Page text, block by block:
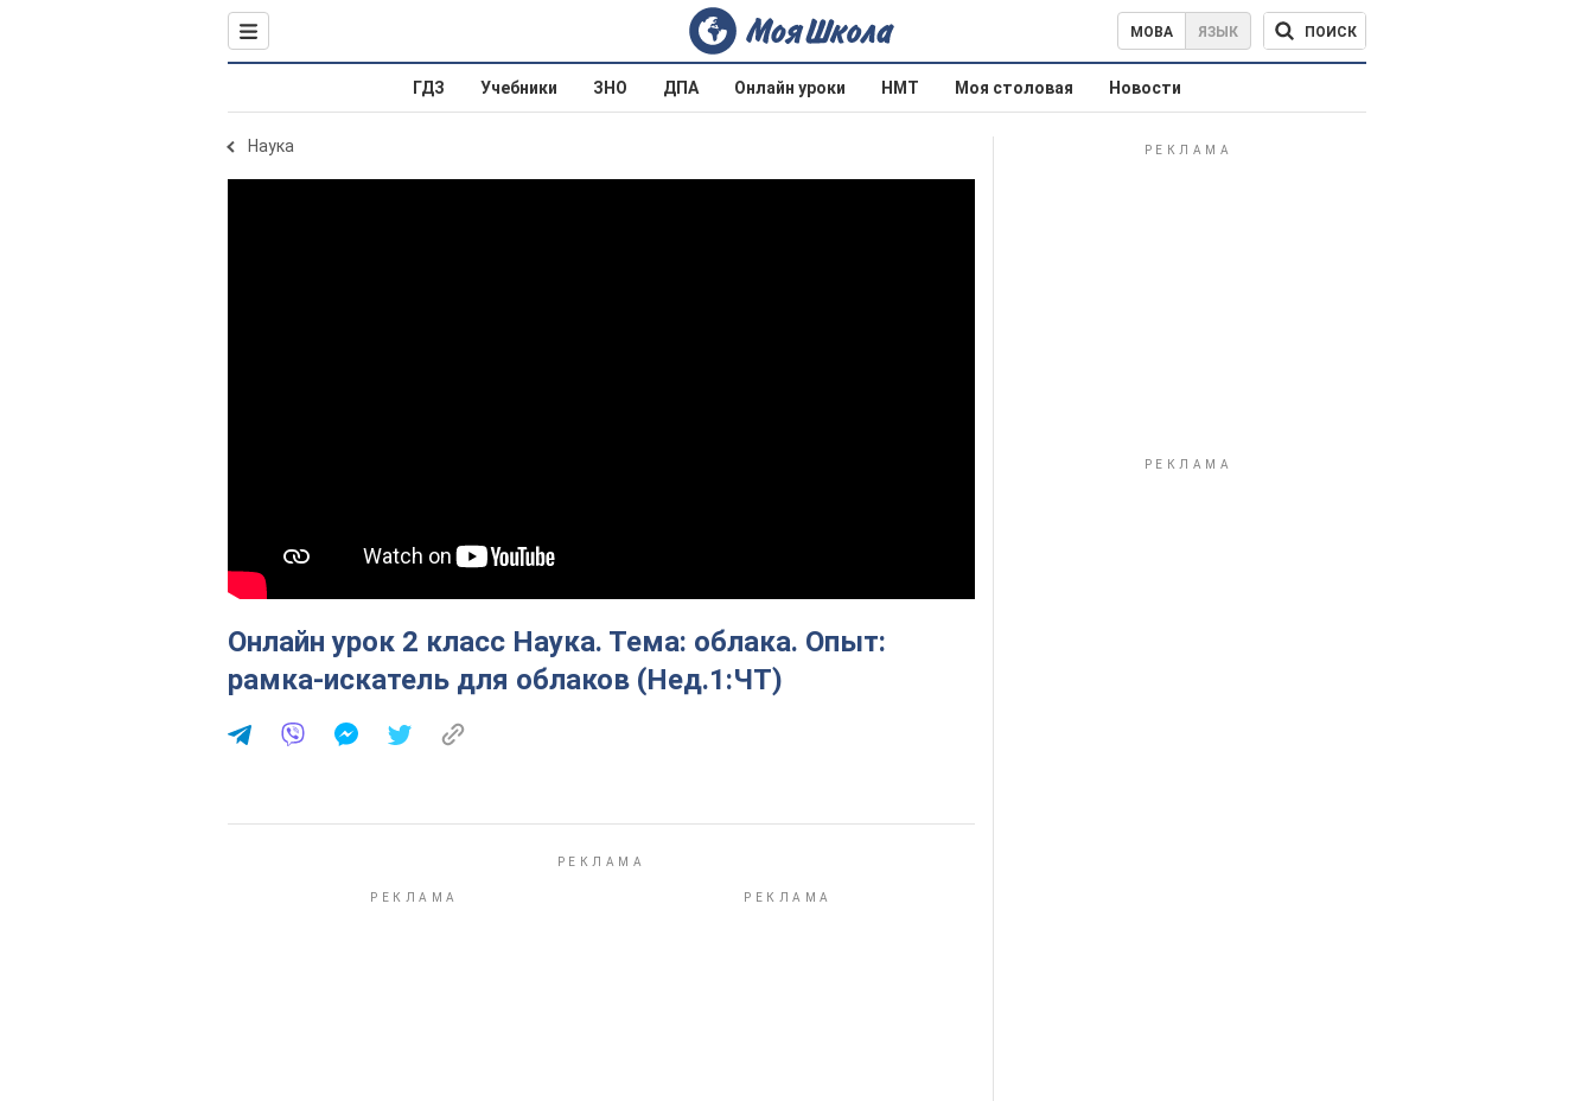
МОВА ЯЗЫК ПОИСК
ГДЗ Учебники ЗНО ДПА Онлайн уроки НМТ Моя столовая Новости
Наука
Онлайн урок 2 класс Наука. Тема: облака. Опыт:
рамка-искатель для облаков (Нед.1:ЧТ)